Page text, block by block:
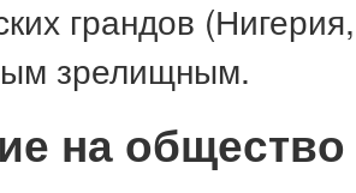
грандов
зрелищным.
на